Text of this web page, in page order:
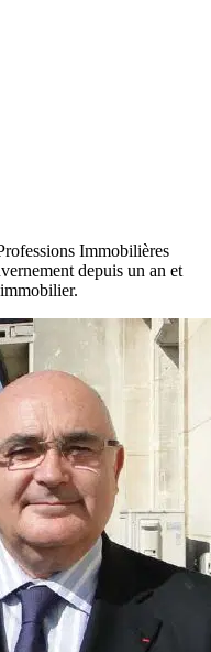
Immobilières
depuis un an et